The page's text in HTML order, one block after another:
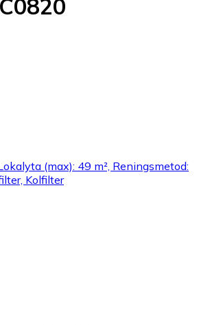
(max): 49 m², Reningsmetod:
Kolfilter